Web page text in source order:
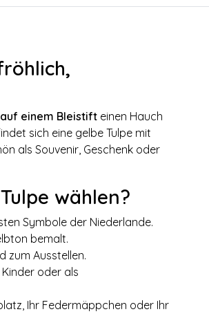
einem Bleistift einen Hauch
sich eine gelbe Tulpe mit
als Souvenir, Geschenk oder
wählen?
Symbole der Niederlande.
bemalt.
zum Ausstellen.
oder als
Ihr Federmäppchen oder Ihr